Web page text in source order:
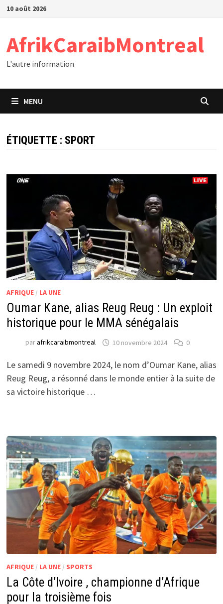
Passer
10 août 2026
AfrikCaraibMontreal
L'autre information
MENU
ÉTIQUETTE : SPORT
AFRIQUE/ LA UNE
Oumar Kane, alias Reug Reug : Un exploit
historique pour le MMA sénégalais
parafrikcaraibmontreal 10 novembre 2024 0
Le samedi 9 novembre 2024, le nom d’Oumar Kane, alias
Reug Reug, a résonné dans le monde entier à la suite de
sa victoire historique …
AFRIQUE/ LA UNE/ SPORTS
La Côte d’Ivoire , championne d’Afrique
pour la troisième fois